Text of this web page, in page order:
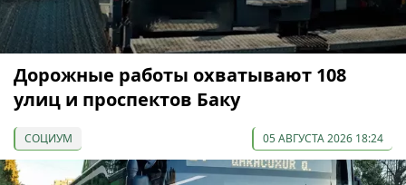
Дорожные работы охватывают 108
улиц и проспектов Баку
СОЦИУМ 05 АВГУСТА 2026 18:24